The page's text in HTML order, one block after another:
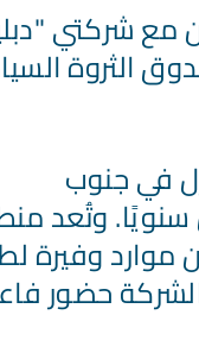
بقدرة 1 جيجاواط بالتعاون مع شركتي
الثروة
في تزويد حوالي 300 ألف منزل في جنوب
سنويًا. وتُعد
موارد وفيرة
حضور